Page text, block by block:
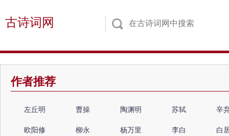
古诗词网
作者推荐
左丘明 曹操 陶渊明 苏轼 辛
欧阳修 柳永 杨万里 李白 白